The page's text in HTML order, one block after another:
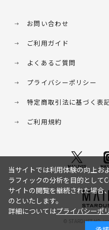
お問い合わせ
ご利用ガイド
よくあるご質問
プライバシーポリシー
特定商取引法に基づく表
ご利用規約
© STARDUST HD.
当サイトでは利用体験の向上お
ラフィックの分析を目的として
サイトの閲覧を継続された場合
のといたします。
詳細についてはプライバシーポ